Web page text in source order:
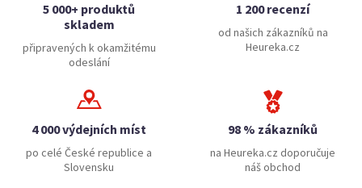
5 000+ produktů
skladem
připravených k okamžitému
odeslání
1 200 recenzí
od našich zákazníků na
Heureka.cz
4 000 výdejních míst
po celé České republice a
Slovensku
98 % zákazníků
na Heureka.cz doporučuje
náš obchod